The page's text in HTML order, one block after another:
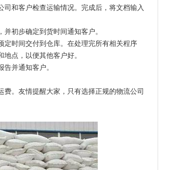
和客户检查运输情况。完成后，将文档输入
初步确定到货时间通知客户。
时间交付到仓库。在处理完所有相关程序
点，以便其他客户好。
并通知客户。
。友情提醒大家，只有选择正规的物流公司